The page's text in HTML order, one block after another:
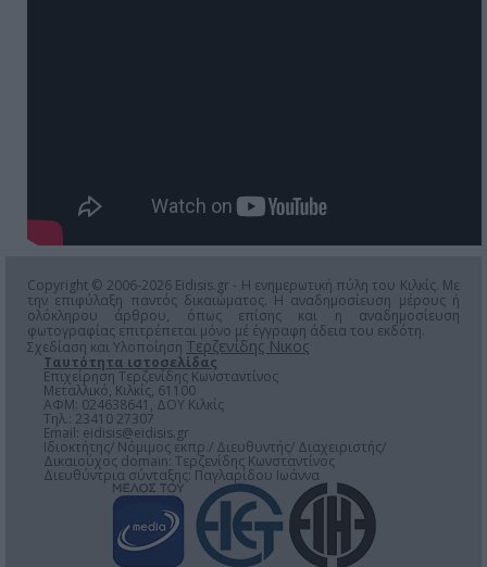
Copyright © 2006-2026 Eidisis.gr - Η ενημερωτική πύλη του Κιλκίς. Με
την επιφύλαξη παντός δικαιώματος. Η αναδημοσίευση μέρους ή
ολόκληρου άρθρου, όπως επίσης και η αναδημοσίευση
φωτογραφίας επιτρέπεται μόνο μέ έγγραφη άδεια του εκδότη.
Σχεδίαση και Υλοποίηση Τερζενίδης Νικος
Ταυτότητα ιστοσελίδας
Επιχείρηση Τερζενίδης Κωνσταντίνος
Μεταλλικό, Κιλκίς, 61100
ΑΦΜ: 024638641, ΔΟΥ Κιλκίς
Τηλ.: 23410 27307
Email: eidisis@eidisis.gr
Ιδιοκτήτης/ Νόμιμος εκπρ./ Διευθυντής/ Διαχειριστής/
Δικαιούχος domain: Τερζενίδης Κωνσταντίνος
Διευθύντρια σύνταξης: Παγλαρίδου Ιωάννα